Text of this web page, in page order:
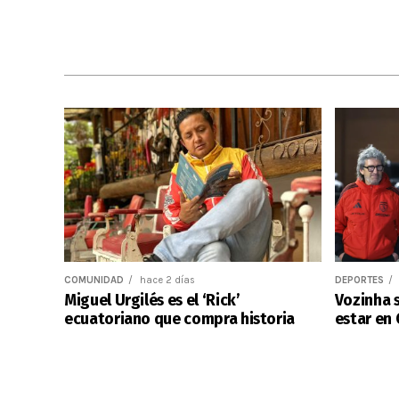
COMUNIDAD hace 2 días
Miguel Urgilés es el ‘Rick’
ecuatoriano que compra historia
DEPORTES
Vozinha
estar en